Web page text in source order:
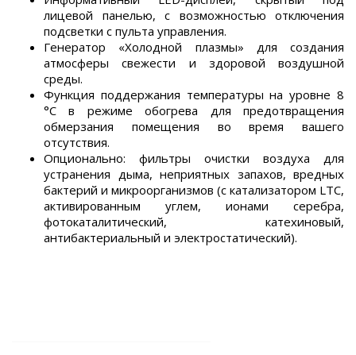
лицевой панелью, с возможностью отключения
подсветки с пульта управления.
Генератор «Холодной плазмы» для создания
атмосферы свежести и здоровой воздушной
среды.
Функция поддержания температуры на уровне 8
°С в режиме обогрева для предотвращения
обмерзания помещения во время вашего
отсутствия.
Опционально: фильтры очистки воздуха для
устранения дыма, неприятных запахов, вредных
бактерий и микроорганизмов (с катализатором LTC,
активированным углем, ионами серебра,
фотокаталитический, катехиновый,
антибактериальный и электростатический).